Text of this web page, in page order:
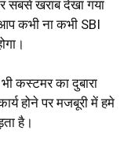
सबसे खराब देखा गया
कभी ना कभी SBI
कस्टमर का दुबारा
होने पर मजबूरी में हमे
है।